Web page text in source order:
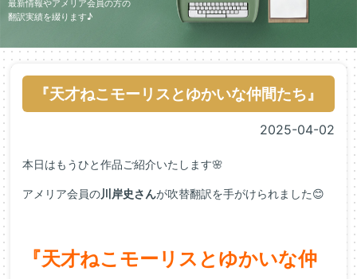
最新情報やアメリア会員の方の
翻訳実績を綴ります♪
『天才ねこモーリスとゆかいな仲間たち』
2025-04-02
本日はもうひと作品ご紹介いたします🌸
アメリア会員の川岸史さんが吹替翻訳を手がけられました😊
『天才ねこモーリスとゆかいな仲